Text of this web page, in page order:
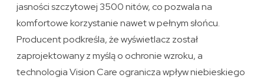
jasności szczytowej 3500 nitów, co pozwala na
komfortowe korzystanie nawet w pełnym słońcu.
Producent podkreśla, że wyświetlacz został
zaprojektowany z myślą o ochronie wzroku, a
technologia Vision Care ogranicza wpływ niebieskiego